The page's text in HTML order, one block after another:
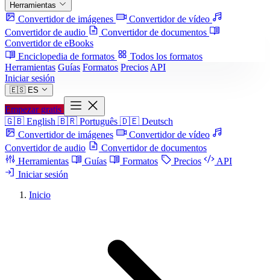
Herramientas
Convertidor de imágenes
Convertidor de vídeo
Convertidor de audio
Convertidor de documentos
Convertidor de eBooks
Enciclopedia de formatos
Todos los formatos
Herramientas Guías Formatos Precios API
Iniciar sesión
🇪🇸 ES
Empezar gratis
🇬🇧 English 🇧🇷 Português 🇩🇪 Deutsch
Convertidor de imágenes
Convertidor de vídeo
Convertidor de audio
Convertidor de documentos
Herramientas
Guías Formatos Precios
API
Iniciar sesión
Inicio